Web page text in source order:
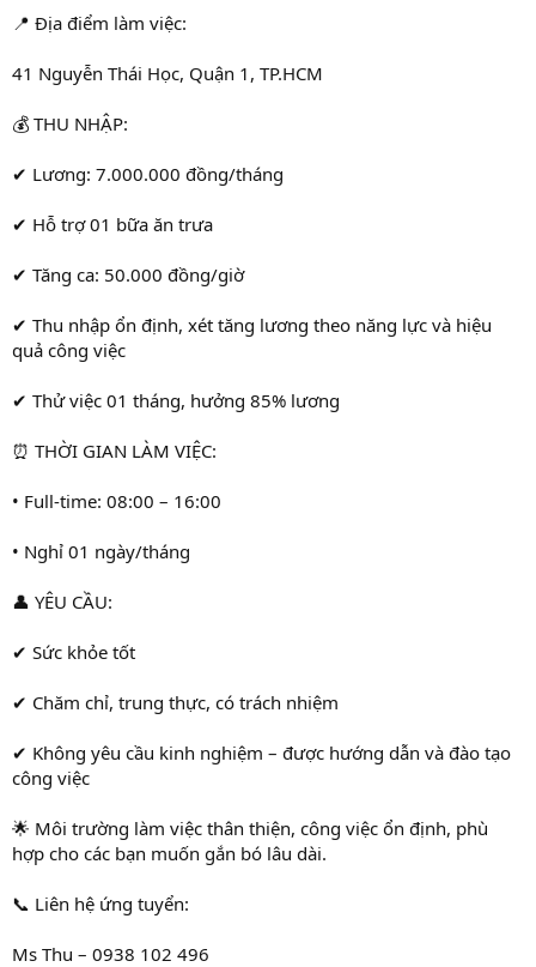
📍 Địa điểm làm việc:
41 Nguyễn Thái Học, Quận 1, TP.HCM
💰 THU NHẬP:
✔ Lương: 7.000.000 đồng/tháng
✔ Hỗ trợ 01 bữa ăn trưa
✔ Tăng ca: 50.000 đồng/giờ
✔ Thu nhập ổn định, xét tăng lương theo năng lực và hiệu
quả công việc
✔ Thử việc 01 tháng, hưởng 85% lương
⏰ THỜI GIAN LÀM VIỆC:
• Full-time: 08:00 – 16:00
• Nghỉ 01 ngày/tháng
👤 YÊU CẦU:
✔ Sức khỏe tốt
✔ Chăm chỉ, trung thực, có trách nhiệm
✔ Không yêu cầu kinh nghiệm – được hướng dẫn và đào tạo
công việc
🌟 Môi trường làm việc thân thiện, công việc ổn định, phù
hợp cho các bạn muốn gắn bó lâu dài.
📞 Liên hệ ứng tuyển:
Ms Thu – 0938 102 496